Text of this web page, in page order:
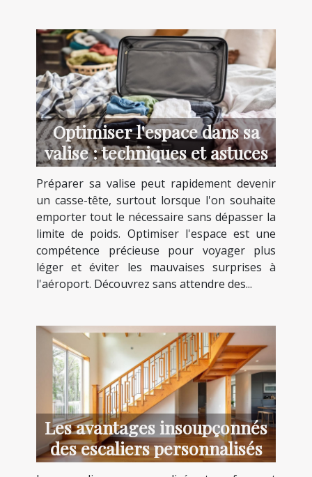
Optimiser l'espace dans sa
valise : techniques et astuces
Préparer sa valise peut rapidement devenir
un casse-tête, surtout lorsque l'on souhaite
emporter tout le nécessaire sans dépasser la
limite de poids. Optimiser l'espace est une
compétence précieuse pour voyager plus
léger et éviter les mauvaises surprises à
l'aéroport. Découvrez sans attendre des...
Les avantages insoupçonnés
des escaliers personnalisés